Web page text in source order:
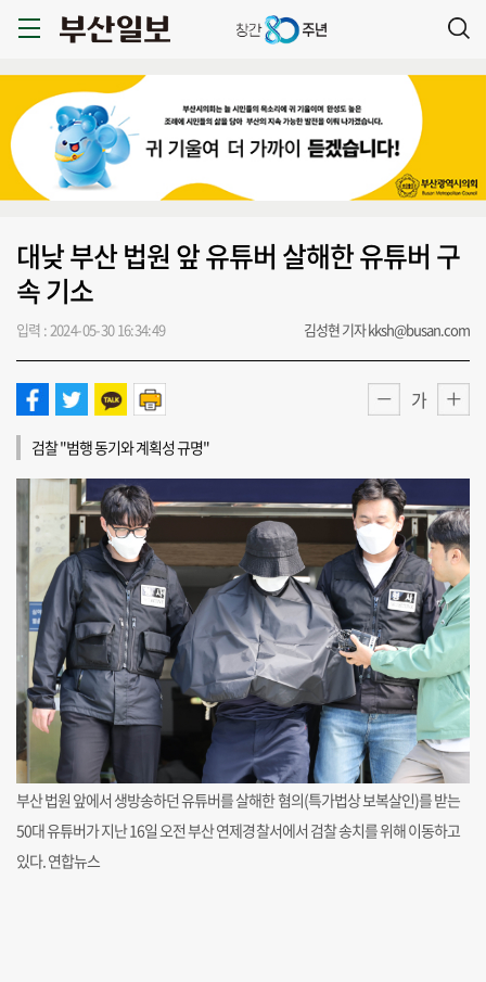
대낮 부산 법원 앞 유튜버 살해한 유튜버 구
속 기소
입력 : 2024-05-30 16:34:49 김성현 기자 kksh@busan.com
가
검찰 "범행 동기와 계획성 규명"
부산 법원 앞에서 생방송하던 유튜버를 살해한 혐의(특가법상 보복살인)를 받는
50대 유튜버가 지난 16일 오전 부산 연제경찰서에서 검찰 송치를 위해 이동하고
있다. 연합뉴스